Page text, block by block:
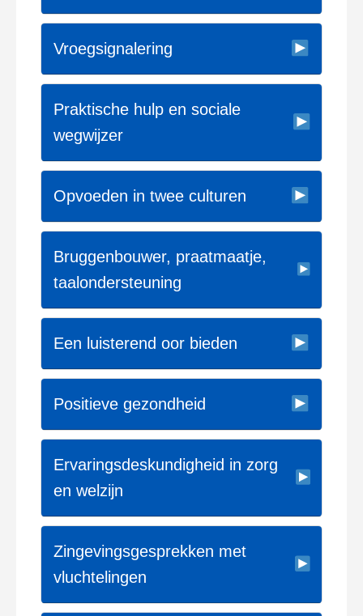
Vroegsignalering
Praktische hulp en sociale
wegwijzer
Opvoeden in twee culturen
Bruggenbouwer, praatmaatje,
taalondersteuning
Een luisterend oor bieden
Positieve gezondheid
Ervaringsdeskundigheid in zorg
en welzijn
Zingevingsgesprekken met
vluchtelingen